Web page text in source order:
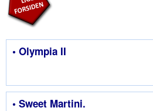
• Olympia II
• Sweet Martini.